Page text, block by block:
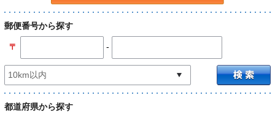
郵便番号から探す
〒 -
都道府県から探す